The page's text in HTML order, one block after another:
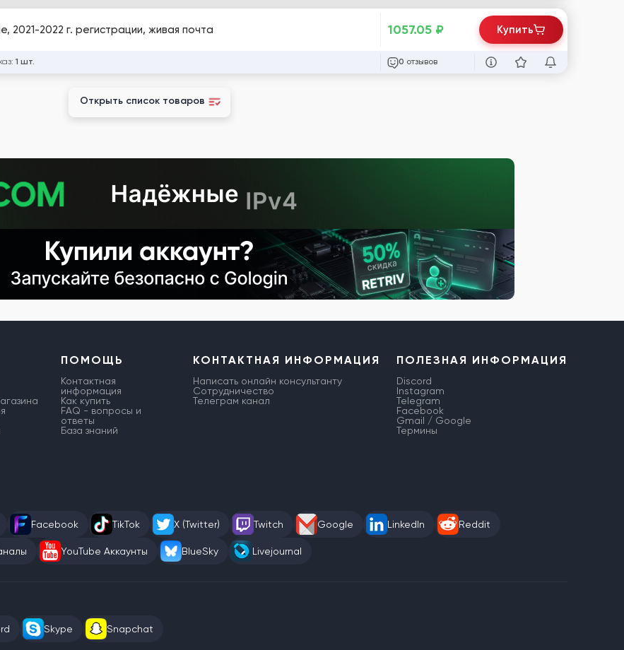
2021-2022 г. регистрации, живая почта
1 шт.
1057.05 ₽
0 отзывов
Купить
Открыть список товаров
ПОМОЩЬ
Контактная
информация
Как купить
FAQ - вопросы и
ответы
База знаний
КОНТАКТНАЯ ИНФОРМАЦИЯ
Написать онлайн консультанту
Сотрудничество
Телеграм канал
ПОЛЕЗНАЯ ИНФОРМАЦИЯ
Discord
Instagram
Telegram
Facebook
Gmail / Google
Термины
Facebook TikTok X (Twitter) Twitch Google LinkedIn Reddit
YouTube Аккаунты BlueSky Livejournal
Skype Snapchat